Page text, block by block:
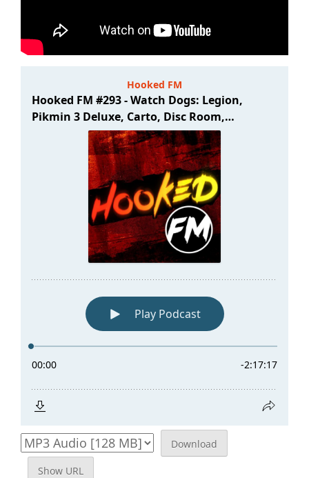
Download
Show URL